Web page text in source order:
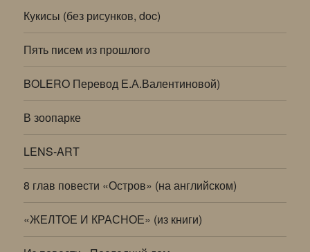
Кукисы (без рисунков, doc)
Пять писем из прошлого
BOLERO Перевод Е.А.Валентиновой)
В зоопарке
LENS-ART
8 глав повести «Остров» (на английском)
«ЖЕЛТОЕ И КРАСНОЕ» (из книги)